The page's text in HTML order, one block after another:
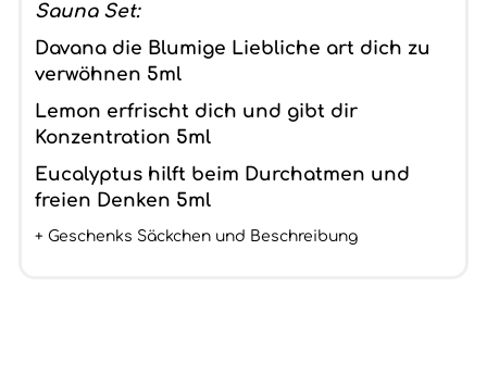
Sauna Set:
Davana die Blumige Liebliche art dich zu
verwöhnen 5ml
Lemon erfrischt dich und gibt dir
Konzentration 5ml
Eucalyptus hilft beim Durchatmen und
freien Denken 5ml
+ Geschenks Säckchen und Beschreibung